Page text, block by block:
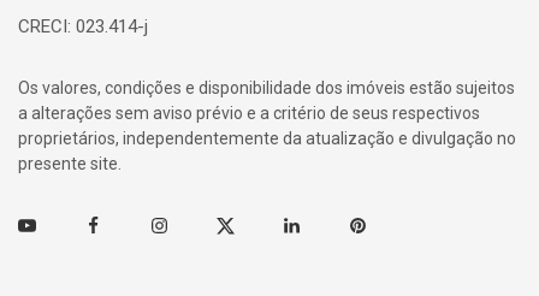
CRECI: 023.414-j
Os valores, condições e disponibilidade dos imóveis estão sujeitos
a alterações sem aviso prévio e a critério de seus respectivos
proprietários, independentemente da atualização e divulgação no
presente site.
Youtube FacebookInstagramTwitter Linkedin Pinterest